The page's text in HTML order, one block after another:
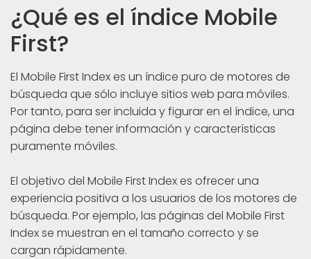
¿Qué es el índice Mobile
First?
El Mobile First Index es un índice puro de motores de
búsqueda que sólo incluye sitios web para móviles.
Por tanto, para ser incluida y figurar en el índice, una
página debe tener información y características
puramente móviles.
El objetivo del Mobile First Index es ofrecer una
experiencia positiva a los usuarios de los motores de
búsqueda. Por ejemplo, las páginas del Mobile First
Index se muestran en el tamaño correcto y se
cargan rápidamente.